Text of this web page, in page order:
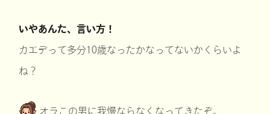
いやあんた、言い方！
カエデって多分10歳なったかなってないかくらいよ
ね？
オラこの男に我慢ならなくなってきたぞ。